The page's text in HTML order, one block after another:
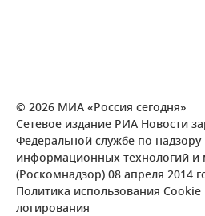
© 2026 МИА «Россия сегодня»
Сетевое издание РИА Новости
Федеральной службе по надзору
информационных технологий
(Роскомнадзор) 08 апреля 2014
Политика использования
логирования